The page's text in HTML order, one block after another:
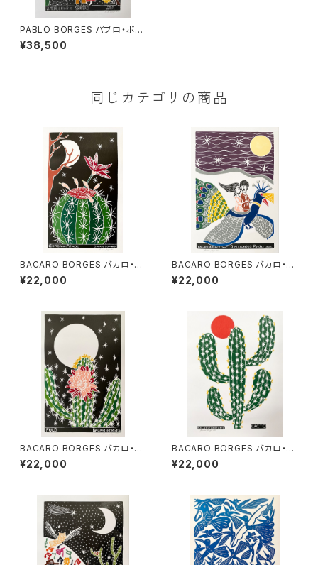
PABLO BORGES パブロ・ボル
ジェス 木版画 L 【AMOR,LU
AR E SERTAO】
¥38,500
同じカテゴリの商品
BACARO BORGES バカロ・ボ
ルジェス 木版画 L【COROA D
E FRADE】
¥22,000
BACARO BORGES バカロ・ボ
ルジェス 木版画 L【O MISTERI
OSO PAVAO】
¥22,000
BACARO BORGES バカロ・ボ
ルジェス 木版画 L【FULO】
¥22,000
BACARO BORGES バカロ・ボ
ルジェス 木版画 L【CACTO】
¥22,000